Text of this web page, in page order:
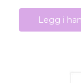
Legg i